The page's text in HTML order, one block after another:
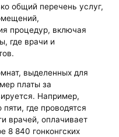
общий перечень услуг,
процедур, включая
где врачи и
выделенных для
платы за
Например,
где проводятся
врачей, оплачивает
8 840 гонконгских